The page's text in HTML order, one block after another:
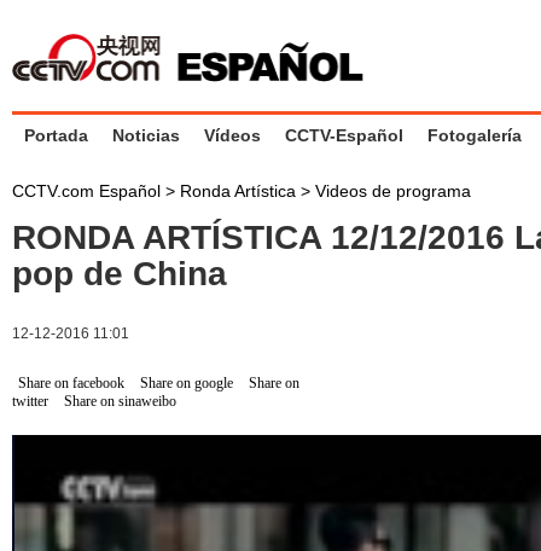
Portada Noticias Vídeos CCTV-Español Fotogalería
CCTV.com Español > Ronda Artística > Videos de programa
RONDA ARTÍSTICA 12/12/2016
pop de China
12-12-2016 11:01
Share on facebook Share on google
Share on
twitter
Share on sinaweibo